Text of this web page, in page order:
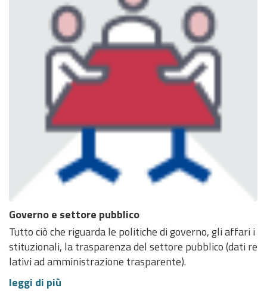
Governo e settore pubblico
Tutto ciò che riguarda le politiche di governo, gli affari i
stituzionali, la trasparenza del settore pubblico (dati re
lativi ad amministrazione trasparente).
leggi di più